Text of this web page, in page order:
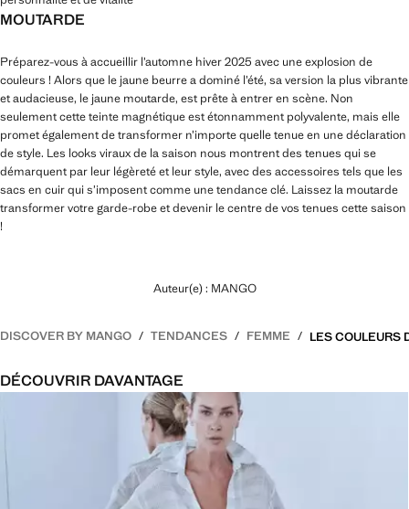
MOUTARDE
Préparez-vous à accueillir l’automne hiver 2025 avec une explosion de
couleurs ! Alors que le jaune beurre a dominé l’été, sa version la plus vibrante
et audacieuse, le jaune moutarde, est prête à entrer en scène. Non
seulement cette teinte magnétique est étonnamment polyvalente, mais elle
promet également de transformer n’importe quelle tenue en une déclaration
de style. Les looks viraux de la saison nous montrent des tenues qui se
démarquent par leur légèreté et leur style, avec des accessoires tels que les
sacs en cuir qui s’imposent comme une tendance clé. Laissez la moutarde
transformer votre garde-robe et devenir le centre de vos tenues cette saison
!
Auteur(e) : MANGO
DISCOVER BY MANGO TENDANCES FEMME
DÉCOUVRIR DAVANTAGE